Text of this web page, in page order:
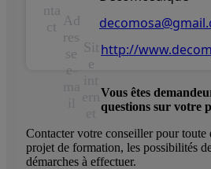
nta
ct
Ad
res
se
e-
Sit
e
http://
Vous êtes
questions sur votre
Contacter votre conseiller pour toute
projet de formation, les possibilités
démarches à effectuer.